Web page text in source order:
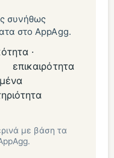
συνήθως
στο AppAgg.
·
επικαιρότητα
με βάση τα